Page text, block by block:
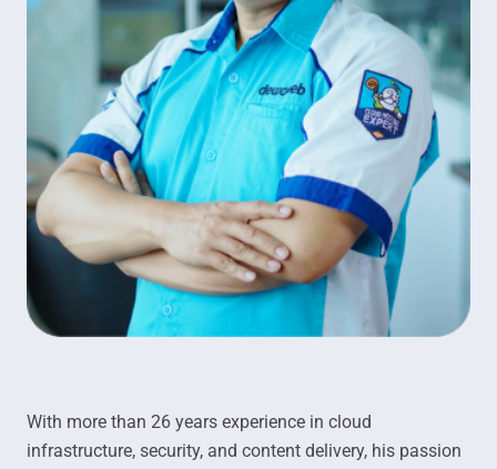
With more than 26 years experience in cloud
infrastructure, security, and content delivery, his passion